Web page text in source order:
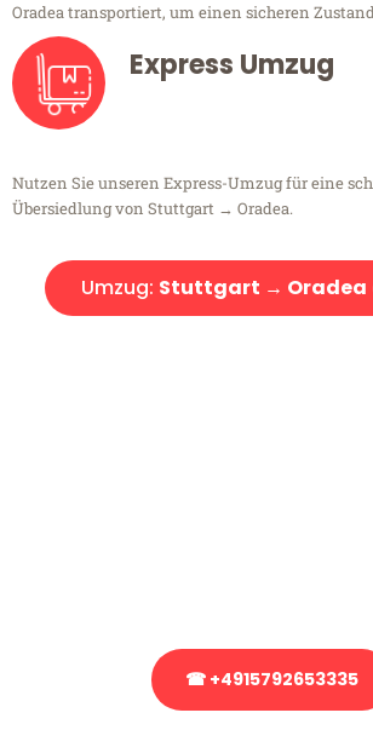
Oradea transportiert, um einen sicheren
Express Umzug
Nutzen Sie unseren Express-Umzug für eine
Übersiedlung von Stuttgart → Oradea.
Umzug: Stuttgart → Oradea
☎ +4915792653335